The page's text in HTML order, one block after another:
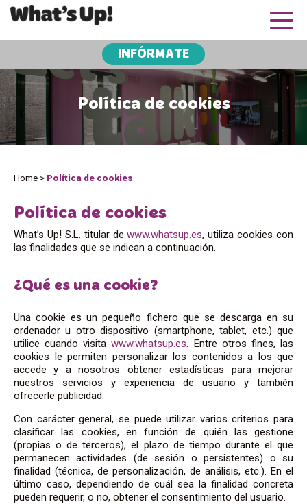
INFÓRMATE
Política de cookies
Home > Política de cookies
Política de cookies
What’s Up! S.L. titular dewww.whatsup.es, utiliza cookies con
las finalidades que se indican a continuación.
¿Qué es una cookie?
Una cookie es un pequeño fichero que se descarga en su
ordenador u otro dispositivo (smartphone, tablet, etc.) que
utilice cuando visitawww.whatsup.es . Entre otros fines, las
cookies le permiten personalizar los contenidos a los que
accede y a nosotros obtener estadísticas para mejorar
nuestros servicios y experiencia de usuario y también
ofrecerle publicidad.
Con carácter general, se puede utilizar varios criterios para
clasificar las cookies, en función de quién las gestione
(propias o de terceros), el plazo de tiempo durante el que
permanecen actividades (de sesión o persistentes) o su
finalidad (técnica, de personalización, de análisis, etc.). En el
último caso, dependiendo de cuál sea la finalidad concreta
pueden requerir, o no, obtener el consentimiento del usuario.